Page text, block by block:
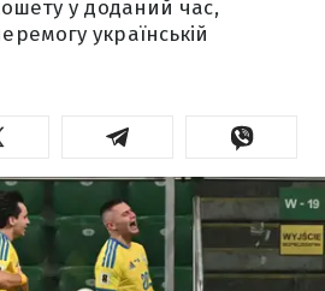
у доданий час,
українській